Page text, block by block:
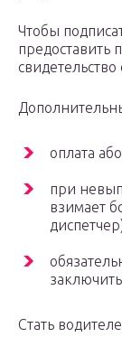
Чтобы
предоставить
оплата
при
взимает
Стать